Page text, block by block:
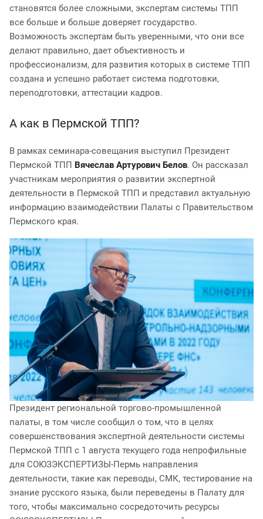
становятся более сложными, экспертам системы ТПП
все больше и больше доверяет государство.
Возможность экспертам быть уверенными, что они все
делают правильно, дает объективность и
профессионализм, для развития которых в системе ТПП
создана и успешно работает система подготовки,
переподготовки, аттестации кадров.
А как в Пермской ТПП?
В рамках семинара-совещания выступил Президент
Пермской ТПП Вячеслав Артурович Белов. Он рассказал
участникам мероприятия о развитии экспертной
деятельности в Пермской ТПП и представил актуальную
информацию взаимодействии Палаты с Правительством
Пермского края.
Президент региональной торгово-промышленной
палаты, в том числе сообщил о том, что в целях
совершенствования экспертной деятельности системы
Пермской ТПП с 1 августа текущего года непрофильные
для СОЮЗЭКСПЕРТИЗЫ-Пермь направления
деятельности, такие как переводы, СМК, тестирование на
знание русского языка, были переведены в Палату для
того, чтобы максимально сосредоточить ресурсы